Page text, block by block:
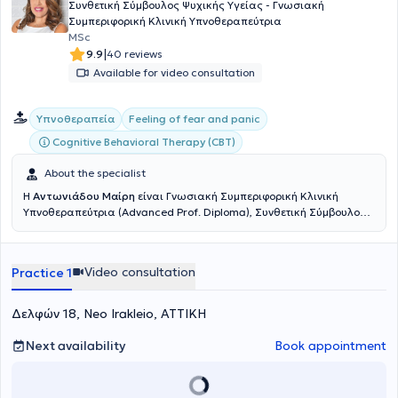
Συνθετική Σύμβουλος Ψυχικής Υγείας - Γνωσιακή
Συμπεριφορική Κλινική Υπνοθεραπεύτρια
MSc
9.9|40 reviews
Available for video consultation
Υπνοθεραπεία
Feeling of fear and panic
Cognitive Behavioral Therapy (CBT)
About the specialist
H Αντωνιάδου Μαίρη είναι Γνωσιακή Συμπεριφορική Κλινική
Υπνοθεραπεύτρια (Advanced Prof. Diploma), Συνθετική Σύμβουλος
Προσανατολισμού (M.Sc.) και διατηρεί ιδιωτικό γραφείο στο Νέο
Τομέα Ψυχολογίας του Τμήματος Φιλοσοφίας, Παιδαγωγικής και
Ψυχολογίας του Εθνικού και Καποδιστριακού Πανεπιστημίου
Αθηνών, ενώ κατέχει μεταπτυχιακό δίπλωμα ειδίκευσης στη
"Συμβουλευτική και Επαγγελματικό Προσανατολισμό" από το ίδιο
Τμήμα και Πανεπιστήμιο. Επιπλέον, απέκτησε δίπλωμα
εξειδίκευσης στη "Συνθετική Συμβουλευτική (Ψυχαναλυτική/
Μορφολογική - Gestalt, Υπαρξιακή και Οικογενειακή/Συστημική)"
Practice 1 Video consultation
Δελφών 18, Neo Irakleio, ΑΤΤΙΚΗ
Next availability
Book appointment